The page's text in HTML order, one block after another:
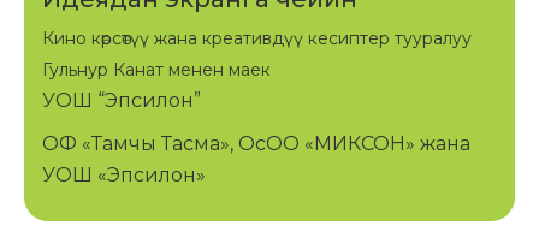
Кино көрсөтүү жана креативдүү кесиптер тууралуу
Гульнур Канат менен маек
УОШ “Эпсилон”
ОФ «Тамчы Тасма», ОсОО «МИКСОН» жана
УОШ «Эпсилон»